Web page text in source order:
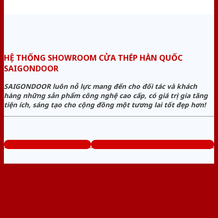
HỆ THỐNG SHOWROOM CỬA THÉP HÀN QUỐC
SAIGONDOOR
SAIGONDOOR luôn nỗ lực mang đến cho đối tác và khách
hàng những sản phẩm công nghệ cao cấp, có giá trị gia tăng
tiện ích, sáng tạo cho cộng đồng một tương lai tốt đẹp hơn!
www.cuathephanquoc.com Tổng đài tư vấn miễn phí: 0824.400.400